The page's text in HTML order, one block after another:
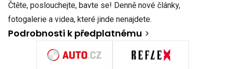
Čtěte, poslouchejte, bavte se! Denně nové články,
fotogalerie a videa, které jinde nenajdete.
Podrobnosti k předplatnému